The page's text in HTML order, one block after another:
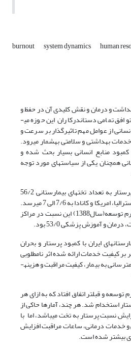
burnout system dynamics human
و درمان و نقش کلیدی آن در حفظ و
توسعه سلامت جامعه مورد توافق تمامی دست­اندرکاران این حوزه می­
از عوامل مهم تاثیرگذار بر سرعت و
بهداشتی و سلامتی به­شمار می­رود.
منابع انسانی بسیار بحث شده و
هم­چنان یکی از سیاست­های مورد توجه
متوسط جهانی نسبت نیروی پرستار به تعداد تخت­های بیمارستانی 56/2
است. این رقم در کشورهای استرالیا، امریکا و کانادا به 7/6 الی 7 می­رسد.
در ایران، در پایان برنامه چهارم توسعه(سال1388) این نسبت در مراکز
و آموزش پزشکی 53/0 بود.
ایران با کمبود پرستار و بحران
بر کیفیت خدمات ارائه شده اثر نامطلوبی
نهاده است و مشکلاتی در خدمت­رسانی به بیمار، کیفیت مراقبت و هزینه­
توسعه و قبل­تر اتفاق افتاد که به ازای هر
استخدام شد. هر چند، آمارها حاکی از
نسبت پرستار به تخت می­باشد، اما با
خدمات درمانی، ساعات مراقبت افزایش
بیشتر شده است.